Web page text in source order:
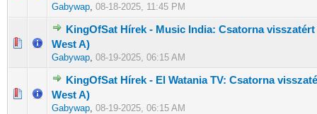
Gabywap, 08-18-2025, 11:45 PM
KingOfSat Hírek - Music India: Csatorna visszatért
West A)
Gabywap, 08-19-2025, 06:15 AM
KingOfSat Hírek - El Watania TV: Csatorna
West A)
Gabywap, 08-19-2025, 06:15 AM